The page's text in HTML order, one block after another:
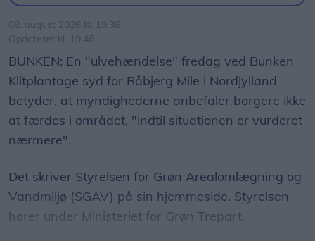
08. august 2026 kl. 19.36
Opdateret kl. 19.46
BUNKEN: En "ulvehændelse" fredag ved Bunken
Klitplantage syd for Råbjerg Mile i Nordjylland
betyder, at myndighederne anbefaler borgere ikke
at færdes i området, "indtil situationen er vurderet
nærmere".
Det skriver Styrelsen for Grøn Arealomlægning og
Vandmiljø (SGAV) på sin hjemmeside. Styrelsen
hører under Ministeriet for Grøn Trepart.